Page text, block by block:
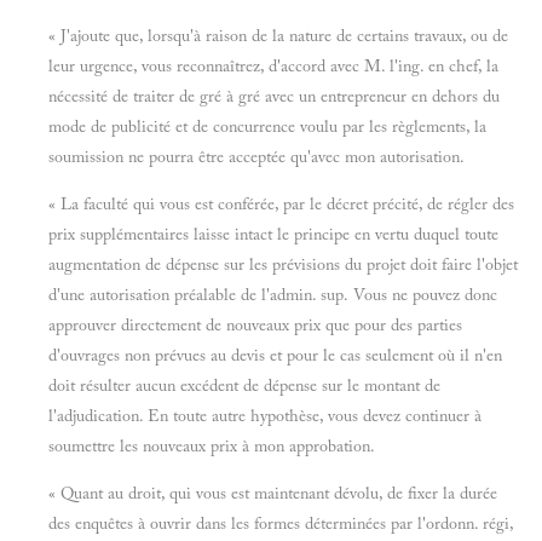
« J'ajoute que, lorsqu'à raison de la nature de certains travaux, ou de
leur urgence, vous reconnaîtrez, d'accord avec M. l'ing. en chef, la
nécessité de traiter de gré à gré avec un entrepreneur en dehors du
mode de publicité et de concurrence voulu par les règlements, la
soumission ne pourra être acceptée qu'avec mon autorisation.
« La faculté qui vous est conférée, par le décret précité, de régler des
prix supplémentaires laisse intact le principe en vertu duquel toute
augmentation de dépense sur les prévisions du projet doit faire l'objet
d'une autorisation préalable de l'admin. sup. Vous ne pouvez donc
approuver directement de nouveaux prix que pour des parties
d'ouvrages non prévues au devis et pour le cas seulement où il n'en
doit résulter aucun excédent de dépense sur le montant de
l'adjudication. En toute autre hypothèse, vous devez continuer à
soumettre les nouveaux prix à mon approbation.
« Quant au droit, qui vous est maintenant dévolu, de fixer la durée
des enquêtes à ouvrir dans les formes déterminées par l'ordonn. régi,